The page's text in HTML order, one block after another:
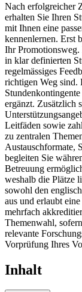
Nach erfolgreicher
erhalten Sie Ihren
mit Ihnen eine
kennenlernen. Erst
Ihr Promotionsweg.
in klar definierten
regelmässiges
richtigen Weg sind.
ergänzt. Zusätzlich
Leitfäden sowie
zu zentralen
Austauschformate,
begleiten Sie
Betreuung
weshalb die Plätze
sowohl den
aus und erlaubt
mehrfach
Themenwahl,
relevante
Vorprüfung Ihres
Inhalt